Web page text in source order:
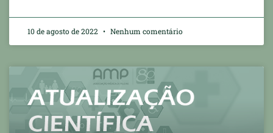
10 de agosto de 2022 Nenhum comentário